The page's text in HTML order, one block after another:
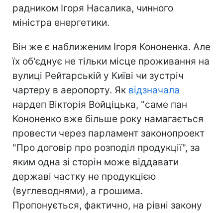
радником Ігоря Насалика, чинного
міністра енергетики.
Він же є наближеним Ігоря Кононенка. Але
їх об'єднує не тільки місце проживання на
вулиці Рейтарській у Київі чи зустріч
чартеру в аеропорту. Як відзначала
нардеп Вікторія Войціцька, "саме пан
Кононенко вже більше року намагається
провести через парламент законопроект
"Про договір про розподіл продукції", за
яким одна зі сторін може віддавати
державі частку не продукцією
(вуглеводнями), а грошима.
Пропонується, фактично, на рівні закону